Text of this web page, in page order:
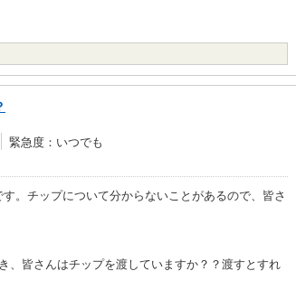
緊急度：いつでも
。チップについて分からないことがあるので、皆さ
、皆さんはチップを渡していますか？？渡すとすれ